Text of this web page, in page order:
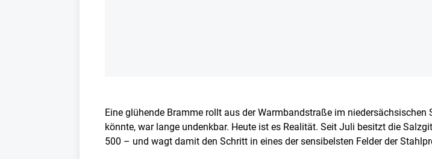
Eine glühende Bramme rollt aus der Warmbandstraße im
könnte, war lange undenkbar. Heute ist es Realität. Seit Juli besitzt die
500 – und wagt damit den Schritt in eines der sensibelsten Felder der